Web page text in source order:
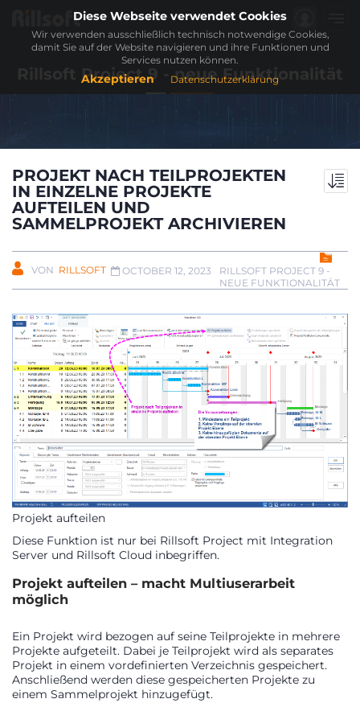
Rillsoft Project 9 - neue Funktionalität
PROJEKT NACH TEILPROJEKTEN
IN EINZELNE PROJEKTE
AUFTEILEN UND
SAMMELPROJEKT ARCHIVIEREN
Projekt aufteilen
Diese Funktion ist nur bei Rillsoft Project mit Integration
Server und Rillsoft Cloud inbegriffen.
Projekt aufteilen – macht Multiuserarbeit
möglich
Ein Projekt wird bezogen auf seine Teilprojekte in mehrere
Projekte aufgeteilt. Dabei je Teilprojekt wird als separates
Projekt in einem vordefinierten Verzeichnis gespeichert.
Anschließend werden diese gespeicherten Projekte zu
einem Sammelprojekt hinzugefügt.
VON RILLSOFT
RILLSOFT PROJECT 9 -
NEUE FUNKTIONALITÄT
OCTOBER 12, 2023
Diese Webseite verwendet Cookies
Wir verwenden ausschließlich technisch notwendige Cookies,
damit Sie auf der Website navigieren und ihre Funktionen und
Services nutzen können.
Akzeptieren Datenschutzerklärung